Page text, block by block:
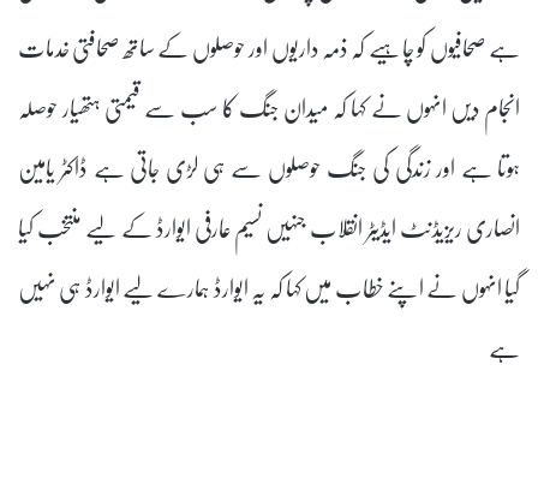
ہے صحافیوں کو چاہیے کہ ذمہ داریوں اور حوصلوں کے ساتھ صحافتی خدمات
انجام دیں انہوں نے کہا کہ میدان جنگ کا سب سے قیمتی ہتھیار حوصلہ
ہوتا ہے اور زندگی کی جنگ حوصلوں سے ہی لڑی جاتی ہے ڈاکٹر یامین
انصاری ریزیڈنٹ ایڈیٹر انقلاب جنہیں نسیم عارفی ایوارڈ کے لیے منتخب کیا
گیا انہوں نے اپنے خطاب میں کہا کہ یہ ایوارڈ ہمارے لیے ایوارڈ ہی نہیں
ہے